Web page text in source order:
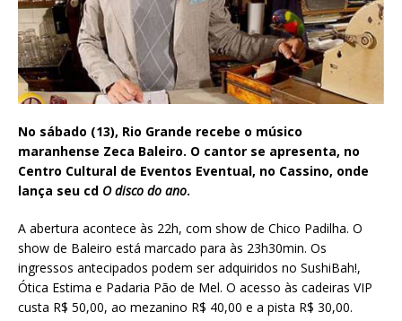
No sábado (13), Rio Grande recebe o músico
maranhense Zeca Baleiro. O cantor se apresenta, no
Centro Cultural de Eventos Eventual, no Cassino, onde
lança seu cd O disco do ano.
A abertura acontece às 22h, com show de Chico Padilha. O
show de Baleiro está marcado para às 23h30min. Os
ingressos antecipados podem ser adquiridos no SushiBah!,
Ótica Estima e Padaria Pão de Mel. O acesso às cadeiras VIP
custa R$ 50,00, ao mezanino R$ 40,00 e a pista R$ 30,00.